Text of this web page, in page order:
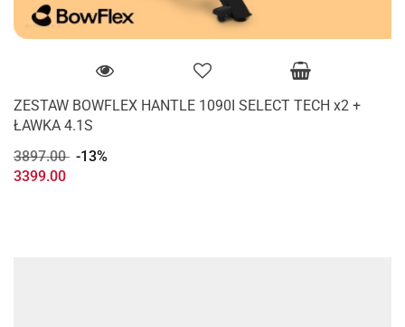
ZESTAW BOWFLEX HANTLE 1090I SELECT TECH x2 +
ŁAWKA 4.1S
3897.00 -13%
3399.00